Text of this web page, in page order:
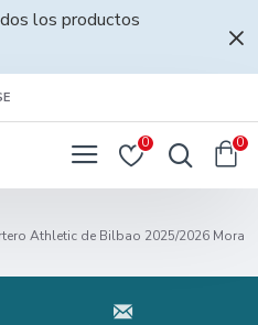
los productos
0 0
Athletic de Bilbao 2025/2026 Mora